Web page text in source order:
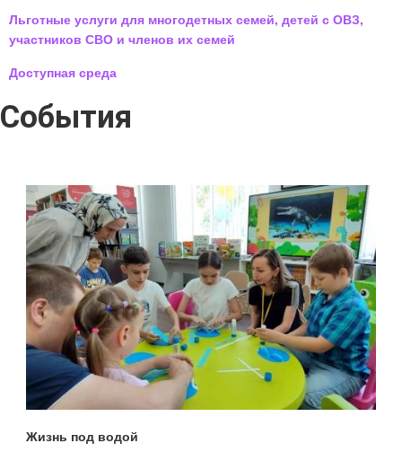
Льготные услуги для многодетных семей, детей с ОВЗ,
участников СВО и членов их семей
Доступная среда
События
Жизнь под водой